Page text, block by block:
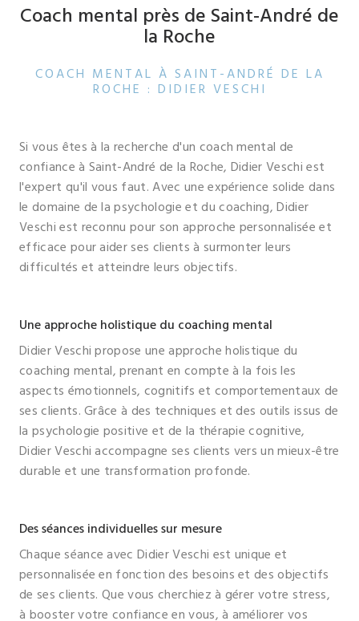
Coach mental près de Saint-André de
la Roche
COACH MENTAL À SAINT-ANDRÉ DE LA
ROCHE : DIDIER VESCHI
Si vous êtes à la recherche d'un coach mental de
confiance à Saint-André de la Roche, Didier Veschi est
l'expert qu'il vous faut. Avec une expérience solide dans
le domaine de la psychologie et du coaching, Didier
Veschi est reconnu pour son approche personnalisée et
efficace pour aider ses clients à surmonter leurs
difficultés et atteindre leurs objectifs.
Une approche holistique du coaching mental
Didier Veschi propose une approche holistique du
coaching mental, prenant en compte à la fois les
aspects émotionnels, cognitifs et comportementaux de
ses clients. Grâce à des techniques et des outils issus de
la psychologie positive et de la thérapie cognitive,
Didier Veschi accompagne ses clients vers un mieux-être
durable et une transformation profonde.
Des séances individuelles sur mesure
Chaque séance avec Didier Veschi est unique et
personnalisée en fonction des besoins et des objectifs
de ses clients. Que vous cherchiez à gérer votre stress,
à booster votre confiance en vous, à améliorer vos